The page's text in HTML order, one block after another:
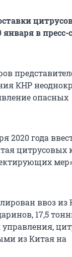
в пресс-
КНР
опасных
2020 года
цитрусовых
ввоз из
17,5
из Китая на